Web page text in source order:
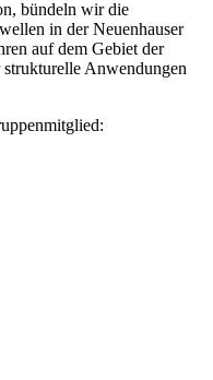
bündeln wir die
in der Neuenhauser
auf dem Gebiet der
Anwendungen